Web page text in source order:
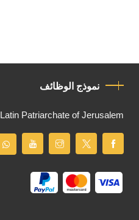
نموذج الوظائف
Latin Patriarchate of Jerusalem